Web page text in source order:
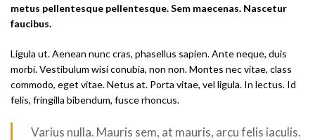
metus pellentesque pellentesque. Sem maecenas. Nascetur
faucibus.
Ligula ut. Aenean nunc cras, phasellus sapien. Ante neque, duis
morbi. Vestibulum wisi conubia, non non. Montes nec vitae, class
commodo, eget vitae. Netus at. Porta vitae, vel ligula. In lectus. Id
felis, fringilla bibendum, fusce rhoncus.
Varius nulla. Mauris sem, at mauris, arcu felis iaculis.